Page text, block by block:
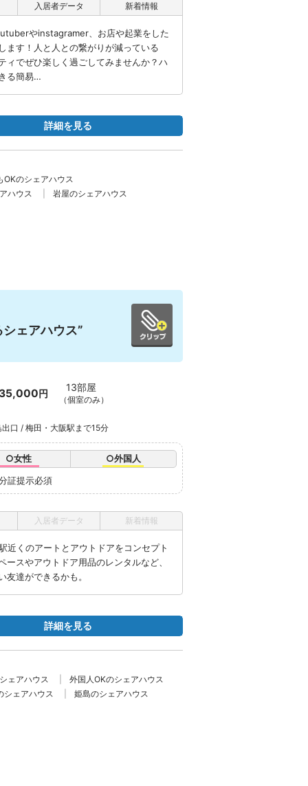
やinstagramer、お店や起業をした
ます！人と人との繋がりが減っている
ィでぜひ楽しく過ごしてみませんか？ハ
る簡易…
入居者データ 新着情報
詳細を見る
OKのシェアハウス
ハウス 岩屋のシェアハウス
ェアハウス”
35,000円 13部屋
（個室のみ）
口 / 梅田・大阪駅まで15分
○女性
○外国人
証提示必須
近くのアートとアウトドアをコンセプト
スやアウトドア用品のレンタルなど、
達ができるかも。
入居者データ 新着情報
詳細を見る
ェアハウス
外国人OKのシェアハウス
シェアハウス 姫島のシェアハウス